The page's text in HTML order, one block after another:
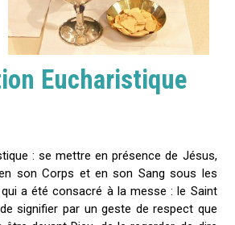
Eucharistique
: se mettre en présence de Jésus,
son Corps et en son Sang sous les
a été consacré à la messe : le Saint
signifier par un geste de respect que